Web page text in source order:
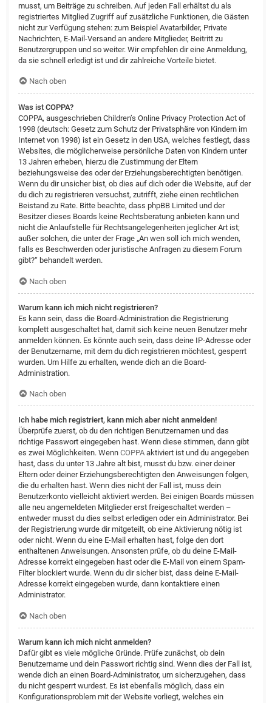
musst, um Beiträge zu schreiben. Auf jeden Fall erhältst du als
registriertes Mitglied Zugriff auf zusätzliche Funktionen, die Gästen
nicht zur Verfügung stehen: zum Beispiel Avatarbilder, Private
Nachrichten, E-Mail-Versand an andere Mitglieder, Beitritt zu
Benutzergruppen und so weiter. Wir empfehlen dir eine Anmeldung,
da sie schnell erledigt ist und dir zahlreiche Vorteile bietet.
Nach oben
Was ist COPPA?
COPPA, ausgeschrieben Children’s Online Privacy Protection Act of
1998 (deutsch: Gesetz zum Schutz der Privatsphäre von Kindern im
Internet von 1998) ist ein Gesetz in den USA, welches festlegt, dass
Websites, die möglicherweise persönliche Daten von Kindern unter
13 Jahren erheben, hierzu die Zustimmung der Eltern
beziehungsweise des oder der Erziehungsberechtigten benötigen.
Wenn du dir unsicher bist, ob dies auf dich oder die Website, auf der
du dich zu registrieren versuchst, zutrifft, ziehe einen rechtlichen
Beistand zu Rate. Bitte beachte, dass phpBB Limited und der
Besitzer dieses Boards keine Rechtsberatung anbieten kann und
nicht die Anlaufstelle für Rechtsangelegenheiten jeglicher Art ist;
außer solchen, die unter der Frage „An wen soll ich mich wenden,
falls es Beschwerden oder juristische Anfragen zu diesem Forum
gibt?“ behandelt werden.
Nach oben
Warum kann ich mich nicht registrieren?
Es kann sein, dass die Board-Administration die Registrierung
komplett ausgeschaltet hat, damit sich keine neuen Benutzer mehr
anmelden können. Es könnte auch sein, dass deine IP-Adresse oder
der Benutzername, mit dem du dich registrieren möchtest, gesperrt
wurden. Um Hilfe zu erhalten, wende dich an die Board-
Administration.
Nach oben
Ich habe mich registriert, kann mich aber nicht anmelden!
Überprüfe zuerst, ob du den richtigen Benutzernamen und das
richtige Passwort eingegeben hast. Wenn diese stimmen, dann gibt
es zwei Möglichkeiten. Wenn COPPA aktiviert ist und du angegeben
hast, dass du unter 13 Jahre alt bist, musst du bzw. einer deiner
Eltern oder deiner Erziehungsberechtigten den Anweisungen folgen,
die du erhalten hast. Wenn dies nicht der Fall ist, muss dein
Benutzerkonto vielleicht aktiviert werden. Bei einigen Boards müssen
alle neu angemeldeten Mitglieder erst freigeschaltet werden –
entweder musst du dies selbst erledigen oder ein Administrator. Bei
der Registrierung wurde dir mitgeteilt, ob eine Aktivierung nötig ist
oder nicht. Wenn du eine E-Mail erhalten hast, folge den dort
enthaltenen Anweisungen. Ansonsten prüfe, ob du deine E-Mail-
Adresse korrekt eingegeben hast oder die E-Mail von einem Spam-
Filter blockiert wurde. Wenn du dir sicher bist, dass deine E-Mail-
Adresse korrekt eingegeben wurde, dann kontaktiere einen
Administrator.
Nach oben
Warum kann ich mich nicht anmelden?
Dafür gibt es viele mögliche Gründe. Prüfe zunächst, ob dein
Benutzername und dein Passwort richtig sind. Wenn dies der Fall ist,
wende dich an einen Board-Administrator, um sicherzugehen, dass
du nicht gesperrt wurdest. Es ist ebenfalls möglich, dass ein
Konfigurationsproblem mit der Website vorliegt, welches ein